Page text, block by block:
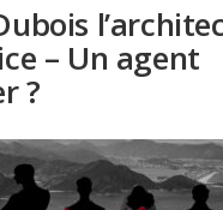
– Un agent
?